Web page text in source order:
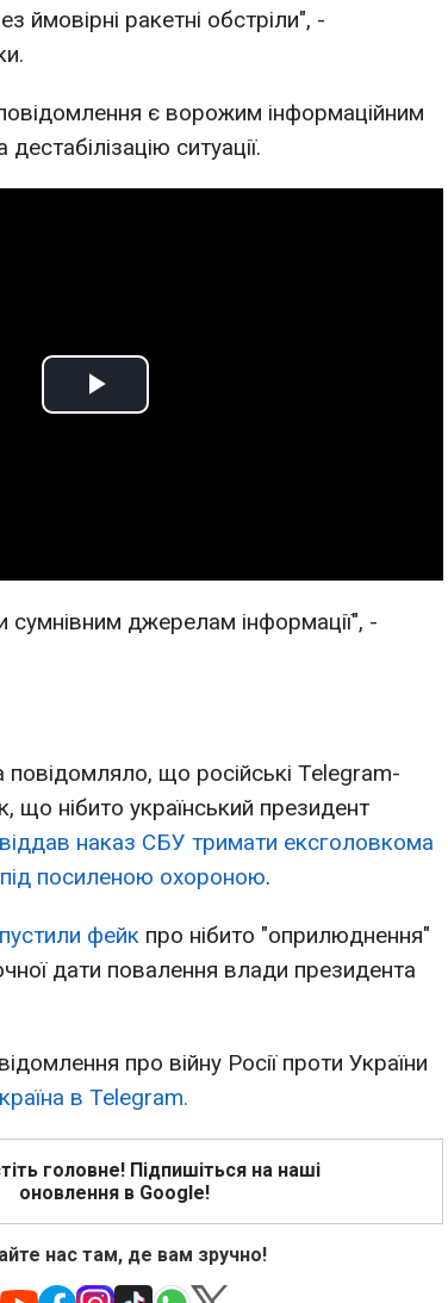
ймовірні ракетні обстріли", -
є ворожим інформаційним
ситуації.
Play
сумнівним джерелам інформації", -
що російські Telegram-
нібито український президент
наказ СБУ тримати ексголовкома
посиленою охороною.
фейк про нібито "оприлюднення"
дати повалення влади президента
про війну Росії проти України
в Telegram.
головне! Підпишіться на наші
оновлення в Google!
нас там, де вам зручно!